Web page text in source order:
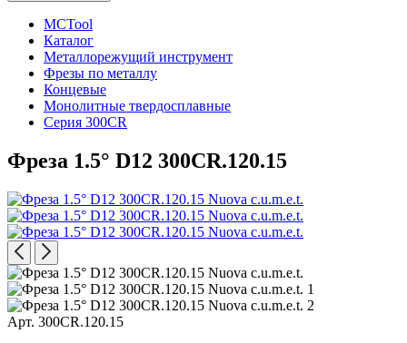
MCTool
Каталог
Металлорежущий инструмент
Фрезы по металлу
Концевые
Монолитные твердосплавные
Серия 300CR
Фреза 1.5° D12 300CR.120.15
Арт. 300CR.120.15